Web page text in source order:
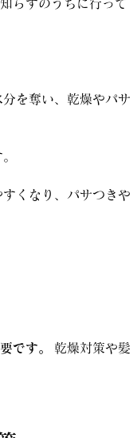
らずのうちに行って
を奪い、乾燥やパサ
くなり、パサつきや
です。
乾燥対策や髪